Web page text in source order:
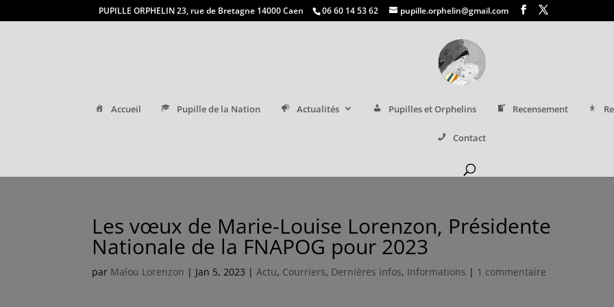
PUPILLE ORPHELIN 23, rue de Bretagne 14000 Caen 06 60 14 53 62 pupille.orphelin@gmail.com
Accueil Pupille de la Nation Actualités Pupilles et Orphelins Recensement
Contact
Les vœux de Marie-Louise Lorenzon, Présidente
Nationale de la FNAPOG pour 2023
par Malou Lorenzon | Jan 5, 2023 |Actu, Courriers, Dernières infos, Informations | 1 commentaire